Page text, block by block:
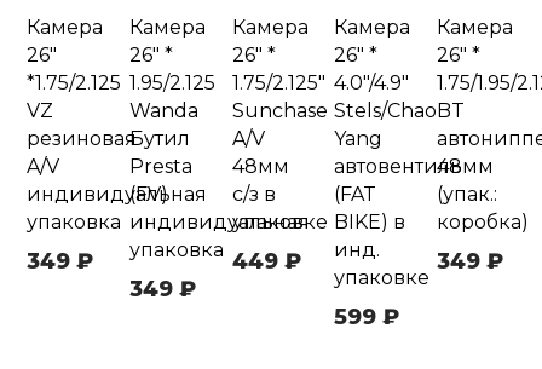
Камера
26"
*1.75/2.125
VZ
резиновая
A/V
индивидуальная
упаковка
349 ₽
Камера
26" *
1.95/2.125
Wanda
Бутил
Presta
(FV)
индивидуальная
упаковка
349 ₽
Камера
26" *
1.75/2.125"
Sunchase
A/V
48мм
с/з в
упаковке
449 ₽
Камера
26" *
4.0"/4.9"
Stels/Chao
Yang
автовентиль
(FAT
BIKE) в
инд.
упаковке
599 ₽
Камера
26" *
1.75/1.95/
BT
48мм
(упак.:
коробка)
349 ₽